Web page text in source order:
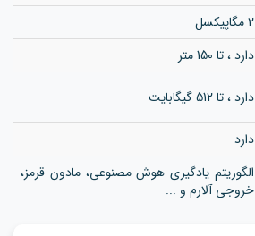
2 مگاپیکسل
دارد ، تا 150 متر
دارد ، تا 512 گیگابایت
دارد
الگوریتم یادگیری هوش مصنوعی، مادون قرمز،
خروجی آلارم و ...